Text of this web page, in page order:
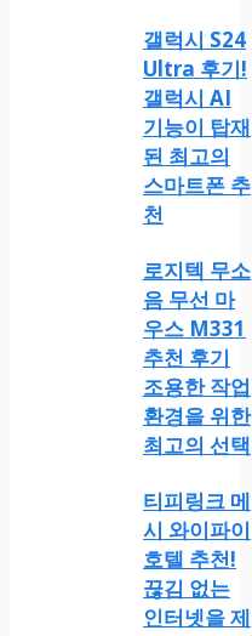
갤럭시 S24
Ultra 후기!
갤럭시 AI
기능이 탑재
된 최고의
스마트폰 추
천
로지텍 무소
음 무선 마
우스 M331
추천 후기
조용한 작업
환경을 위한
최고의 선택
티피링크 메
시 와이파이
호텔 추천!
끊김 없는
인터넷을 제